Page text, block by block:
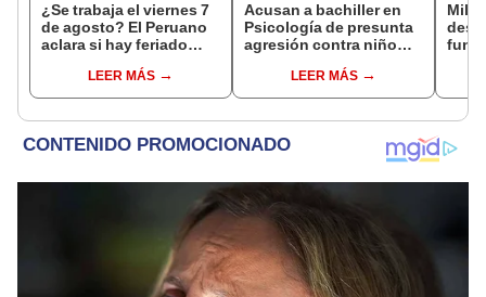
¿Se trabaja el viernes 7
de agosto? El Peruano
aclara si hay feriado
del 6 de agosto
LEER MÁS
Acusan a bachiller en
Psicología de presunta
agresión contra niño
cámaras captan el
hecho
LEER MÁS